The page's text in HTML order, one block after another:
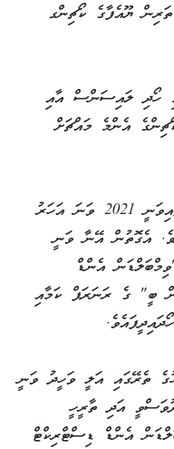
ޔޫއެފާގެ ކޯޗިންގ
ހޯދި ލައިސަންސް އާއި
ކޯޗިންގެ އެންމެ މައްޗަށް
އަލީ ވަހީދުގެ ކޯޗިން ކެރިއަރު އޭނާ ފަށާފައިވަނީ 2021 ވަނަ އަހަރު
އެގޮތުން އޭނާ ވަނީ
އަހަރު "ވިމްބަލްޑަން އެންޑް
ބީ" ގެ ރަނަރަޕް ކަމާއި
މެއި މަހުގެ ތެރޭގައި އަލީ ވަހީދު ވަނީ
އަދި ތާރީހީ
އެންޑް ޑިސްޓްރިކްޓް